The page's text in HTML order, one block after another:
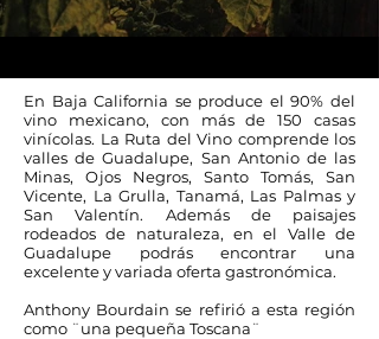
En Baja California se produce el 90% del
vino mexicano, con más de 150 casas
vinícolas. La Ruta del Vino comprende los
valles de Guadalupe, San Antonio de las
Minas, Ojos Negros, Santo Tomás, San
Vicente, La Grulla, Tanamá, Las Palmas y
San Valentín. Además de paisajes
rodeados de naturaleza, en el Valle de
Guadalupe podrás encontrar una
excelente y variada oferta gastronómica.
Anthony Bourdain se refirió a esta región
como ¨una pequeña Toscana¨